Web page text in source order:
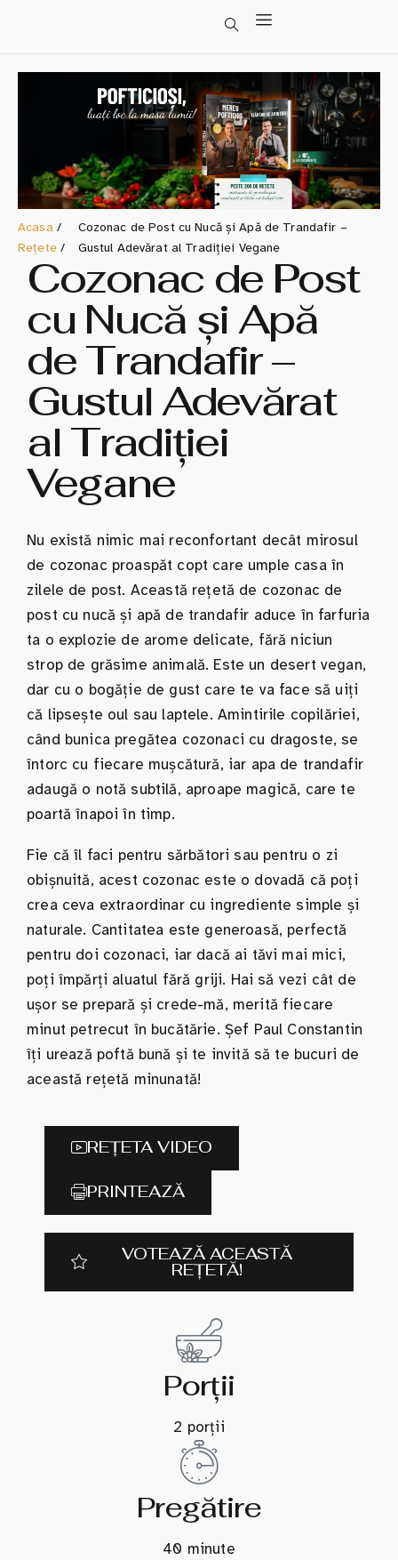
Acasa/
Rețete/
Cozonac de Post cu Nucă și Apă de Trandafir –
Gustul Adevărat al Tradiției Vegane
Cozonac de Post
cu Nucă și Apă
de Trandafir –
Gustul Adevărat
al Tradiției
Vegane
Nu există nimic mai reconfortant decât mirosul
de cozonac proaspăt copt care umple casa în
zilele de post. Această rețetă de cozonac de
post cu nucă și apă de trandafir aduce în farfuria
ta o explozie de arome delicate, fără niciun
strop de grăsime animală. Este un desert vegan,
dar cu o bogăție de gust care te va face să uiți
că lipsește oul sau laptele. Amintirile copilăriei,
când bunica pregătea cozonaci cu dragoste, se
întorc cu fiecare mușcătură, iar apa de trandafir
adaugă o notă subtilă, aproape magică, care te
poartă înapoi în timp.
Fie că îl faci pentru sărbători sau pentru o zi
obișnuită, acest cozonac este o dovadă că poți
crea ceva extraordinar cu ingrediente simple și
naturale. Cantitatea este generoasă, perfectă
pentru doi cozonaci, iar dacă ai tăvi mai mici,
poți împărți aluatul fără griji. Hai să vezi cât de
ușor se prepară și crede-mă, merită fiecare
minut petrecut în bucătărie. Șef Paul Constantin
îți urează poftă bună și te invită să te bucuri de
această rețetă minunată!
REȚETA VIDEO
PRINTEAZĂ
VOTEAZĂ ACEASTĂ
REȚETĂ!
Porții
2 porții
Pregătire
40 minute